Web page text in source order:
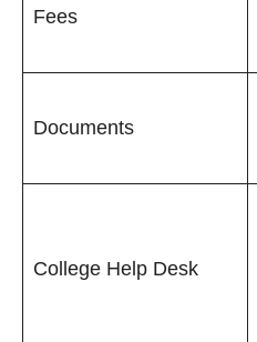
Fees
Documents
College Help Desk